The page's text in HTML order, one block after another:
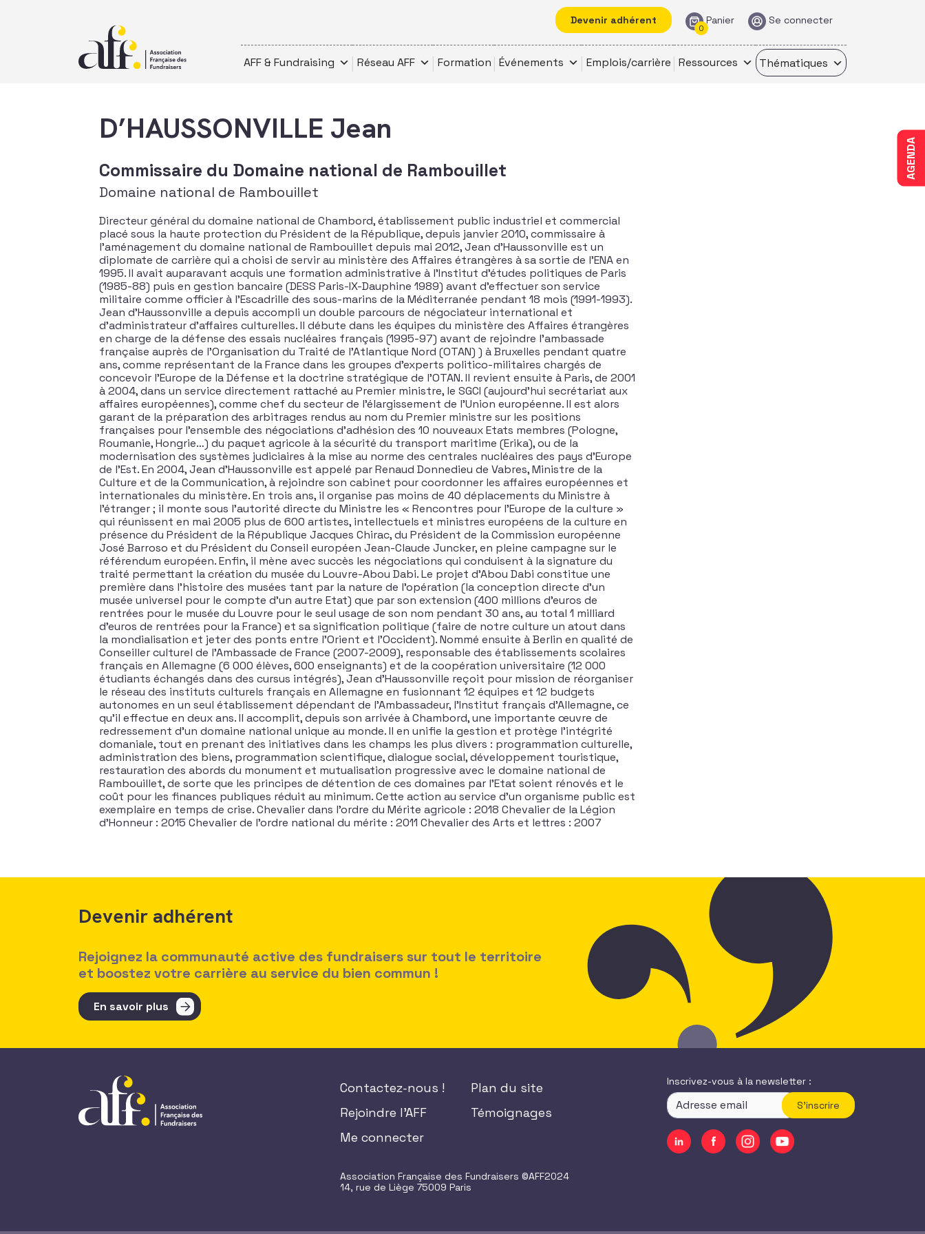
Devenir adhérent Panier
0
Se connecter
AFF & Fundraising Réseau AFF Formation Événements Emplois/carrière Ressources Thématiques
AGENDA
D’HAUSSONVILLE Jean
Commissaire du Domaine national de Rambouillet
Domaine national de Rambouillet
Directeur général du domaine national de Chambord, établissement public industriel et commercial
placé sous la haute protection du Président de la République, depuis janvier 2010, commissaire à
l’aménagement du domaine national de Rambouillet depuis mai 2012, Jean d’Haussonville est un
diplomate de carrière qui a choisi de servir au ministère des Affaires étrangères à sa sortie de l’ENA en
1995. Il avait auparavant acquis une formation administrative à l’Institut d’études politiques de Paris
(1985-88) puis en gestion bancaire (DESS Paris-IX-Dauphine 1989) avant d’effectuer son service
militaire comme officier à l’Escadrille des sous-marins de la Méditerranée pendant 18 mois (1991-1993).
Jean d’Haussonville a depuis accompli un double parcours de négociateur international et
d’administrateur d’affaires culturelles. Il débute dans les équipes du ministère des Affaires étrangères
en charge de la défense des essais nucléaires français (1995-97) avant de rejoindre l’ambassade
française auprès de l’Organisation du Traité de l’Atlantique Nord (OTAN) ) à Bruxelles pendant quatre
ans, comme représentant de la France dans les groupes d’experts politico-militaires chargés de
concevoir l’Europe de la Défense et la doctrine stratégique de l’OTAN. Il revient ensuite à Paris, de 2001
à 2004, dans un service directement rattaché au Premier ministre, le SGCI (aujourd’hui secrétariat aux
affaires européennes), comme chef du secteur de l’élargissement de l’Union européenne. Il est alors
garant de la préparation des arbitrages rendus au nom du Premier ministre sur les positions
françaises pour l’ensemble des négociations d’adhésion des 10 nouveaux Etats membres (Pologne,
Roumanie, Hongrie…) du paquet agricole à la sécurité du transport maritime (Erika), ou de la
modernisation des systèmes judiciaires à la mise au norme des centrales nucléaires des pays d’Europe
de l’Est. En 2004, Jean d’Haussonville est appelé par Renaud Donnedieu de Vabres, Ministre de la
Culture et de la Communication, à rejoindre son cabinet pour coordonner les affaires européennes et
internationales du ministère. En trois ans, il organise pas moins de 40 déplacements du Ministre à
l’étranger ; il monte sous l’autorité directe du Ministre les « Rencontres pour l’Europe de la culture »
qui réunissent en mai 2005 plus de 600 artistes, intellectuels et ministres européens de la culture en
présence du Président de la République Jacques Chirac, du Président de la Commission européenne
José Barroso et du Président du Conseil européen Jean-Claude Juncker, en pleine campagne sur le
référendum européen. Enfin, il mène avec succès les négociations qui conduisent à la signature du
traité permettant la création du musée du Louvre-Abou Dabi. Le projet d’Abou Dabi constitue une
première dans l’histoire des musées tant par la nature de l’opération (la conception directe d’un
musée universel pour le compte d’un autre Etat) que par son extension (400 millions d’euros de
rentrées pour le musée du Louvre pour le seul usage de son nom pendant 30 ans, au total 1 milliard
d’euros de rentrées pour la France) et sa signification politique (faire de notre culture un atout dans
la mondialisation et jeter des ponts entre l’Orient et l’Occident). Nommé ensuite à Berlin en qualité de
Conseiller culturel de l’Ambassade de France (2007-2009), responsable des établissements scolaires
français en Allemagne (6 000 élèves, 600 enseignants) et de la coopération universitaire (12 000
étudiants échangés dans des cursus intégrés), Jean d’Haussonville reçoit pour mission de réorganiser
le réseau des instituts culturels français en Allemagne en fusionnant 12 équipes et 12 budgets
autonomes en un seul établissement dépendant de l’Ambassadeur, l’Institut français d’Allemagne, ce
qu’il effectue en deux ans. Il accomplit, depuis son arrivée à Chambord, une importante œuvre de
redressement d’un domaine national unique au monde. Il en unifie la gestion et protège l’intégrité
domaniale, tout en prenant des initiatives dans les champs les plus divers : programmation culturelle,
administration des biens, programmation scientifique, dialogue social, développement touristique,
restauration des abords du monument et mutualisation progressive avec le domaine national de
Rambouillet, de sorte que les principes de détention de ces domaines par l’Etat soient rénovés et le
coût pour les finances publiques réduit au minimum. Cette action au service d’un organisme public est
exemplaire en temps de crise. Chevalier dans l’ordre du Mérite agricole : 2018 Chevalier de la Légion
d’Honneur : 2015 Chevalier de l’ordre national du mérite : 2011 Chevalier des Arts et lettres : 2007
Devenir adhérent
Rejoignez la communauté active des fundraisers sur tout le territoire
et boostez votre carrière au service du bien commun !
En savoir plus
Contactez-nous !
Rejoindre l'AFF
Me connecter
Plan du site
Témoignages
Association Française des Fundraisers ©AFF2024
14, rue de Liège 75009 Paris
Inscrivez-vous à la newsletter :
S'inscrire